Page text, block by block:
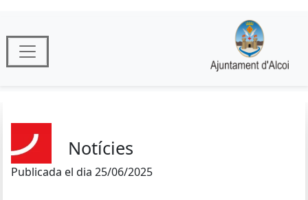
Notícies
Publicada el dia 25/06/2025